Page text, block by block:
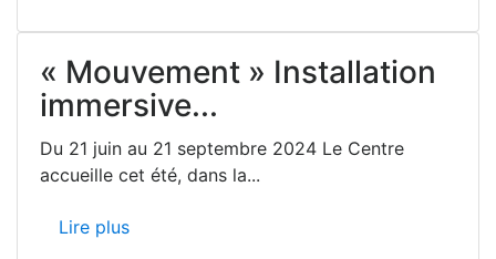
« Mouvement » Installation
immersive...
Du 21 juin au 21 septembre 2024 Le Centre
accueille cet été, dans la...
Lire plus